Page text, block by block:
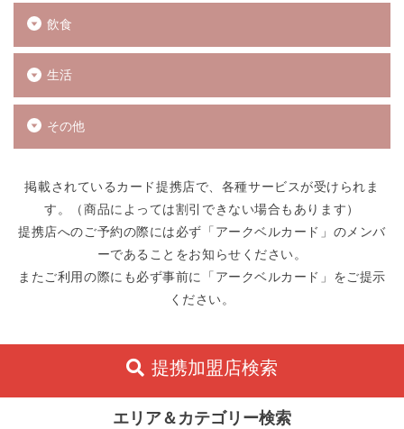
飲食
生活
その他
掲載されているカード提携店で、各種サービスが受けられま
す。（商品によっては割引できない場合もあります）
提携店へのご予約の際には必ず「アークベルカード」のメンバ
ーであることをお知らせください。
またご利用の際にも必ず事前に「アークベルカード」をご提示
ください。
提携加盟店検索
エリア＆カテゴリー検索